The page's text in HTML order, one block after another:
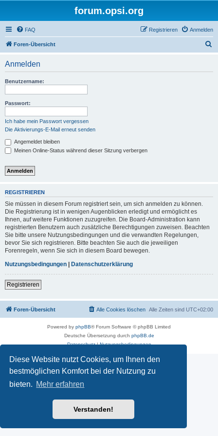
Diese Website nutzt Cookies, um Ihnen den
bestmöglichen Komfort bei der Nutzung zu
bieten. Mehr erfahren
Verstanden!
forum.opsi.org
FAQ Anmelden
Registrieren
Foren-Übersicht
Anmelden
Benutzername:
Passwort:
Ich habe mein Passwort vergessen
Die Aktivierungs-E-Mail erneut senden
Angemeldet bleiben
Meinen Online-Status während dieser Sitzung verbergen
REGISTRIEREN
Sie müssen in diesem Forum registriert sein, um sich anmelden zu können.
Die Registrierung ist in wenigen Augenblicken erledigt und ermöglicht es
Ihnen, auf weitere Funktionen zuzugreifen. Die Board-Administration kann
registrierten Benutzern auch zusätzliche Berechtigungen zuweisen. Beachten
Sie bitte unsere Nutzungsbedingungen und die verwandten Regelungen,
bevor Sie sich registrieren. Bitte beachten Sie auch die jeweiligen
Forenregeln, wenn Sie sich in diesem Board bewegen.
Nutzungsbedingungen | Datenschutzerklärung
Registrieren
Foren-Übersicht Alle Zeiten sind UTC+02:00
Alle Cookies löschen
Powered by phpBB® Forum Software © phpBB Limited
Deutsche Übersetzung durch phpBB.de
Datenschutz|Nutzungsbedingungen